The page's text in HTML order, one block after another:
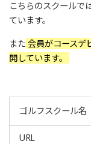
こちらのスクールで
ています。
また 会員がコースデ
開しています。
ゴルフスクール名
URL